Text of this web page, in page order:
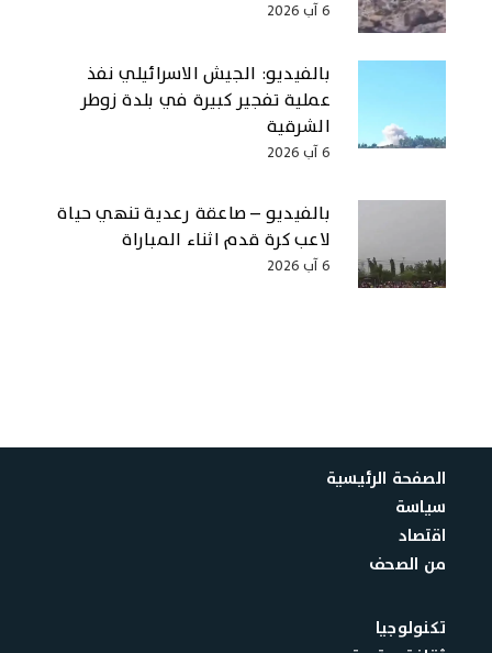
6 آب 2026
بالفيديو: الجيش الاسرائيلي نفذ
عملية تفجير كبيرة في بلدة زوطر
الشرقية
6 آب 2026
بالفيديو – صاعقة رعدية تنهي حياة
لاعب كرة قدم اثناء المباراة
6 آب 2026
الصفحة الرئيسية
سياسة
اقتصاد
من الصحف
تكنولوجيا